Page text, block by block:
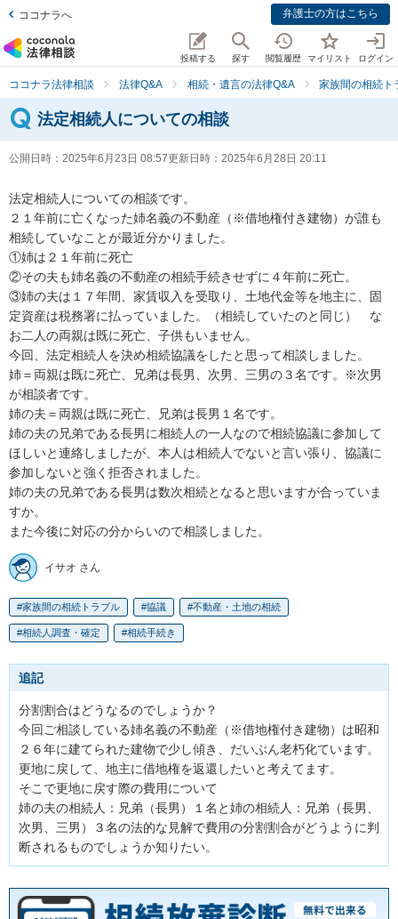
ココナラへ 弁護士の方はこちら
投稿する 探す 閲覧履歴 マイリスト ログイン
ココナラ法律相談 法律Q&A 相続・遺言の法律Q&A 家族間の相続ト
法定相続人についての相談
公開日時： 2025年6月23日 08:57更新日時： 2025年6月28日 20:11
法定相続人についての相談です。
２１年前に亡くなった姉名義の不動産（※借地権付き建物）が誰も
相続していなことが最近分かりました。
①姉は２１年前に死亡
②その夫も姉名義の不動産の相続手続きせずに４年前に死亡。
③姉の夫は１７年間、家賃収入を受取り、土地代金等を地主に、固
定資産は税務署に払っていました。（相続していたのと同じ）　な
お二人の両親は既に死亡、子供もいません。
今回、法定相続人を決め相続協議をしたと思って相談しました。
姉＝両親は既に死亡、兄弟は長男、次男、三男の３名です。※次男
が相談者です。
姉の夫＝両親は既に死亡、兄弟は長男１名です。
姉の夫の兄弟である長男に相続人の一人なので相続協議に参加して
ほしいと連絡しましたが、本人は相続人でないと言い張り、協議に
参加しないと強く拒否されました。
姉の夫の兄弟である長男は数次相続となると思いますが合っていま
すか。
また今後に対応の分からいので相談しました。
イサオ さん
家族間の相続トラブル 協議 不動産・土地の相続
相続人調査・確定 相続手続き
追記
分割割合はどうなるのでしょうか？
今回ご相談している姉名義の不動産（※借地権付き建物）は昭和
２６年に建てられた建物で少し傾き、だいぶん老朽化ています。
更地に戻して、地主に借地権を返還したいと考えてます。
そこで更地に戻す際の費用について
姉の夫の相続人：兄弟（長男）１名と姉の相続人：兄弟（長男、
次男、三男）３名の法的な見解で費用の分割割合がどうように判